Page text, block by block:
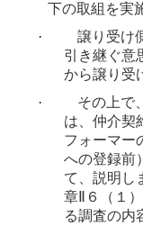
下の取組を実
·
譲り受け
引き継ぐ意
から譲り受
·
その上で
は、仲介契
フォーマー
への登録前
て、説明し
章
６（１
る調査の内